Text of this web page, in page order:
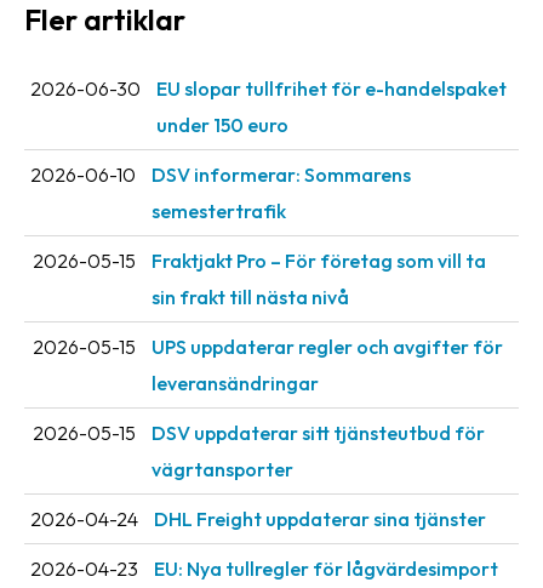
Fraktjakt
Pressrum
Medarbetare
Jobb
karriär
oss
Allmänna
Integritet
Fler artiklar
2026-06-30
EU slopar tullfrihet för e-handelspaket
under 150 euro
2026-06-10
DSV informerar: Sommarens
semestertrafik
2026-05-15
Fraktjakt Pro – För företag som vill ta
sin frakt till nästa nivå
2026-05-15
UPS uppdaterar regler och avgifter för
leveransändringar
2026-05-15
DSV uppdaterar sitt tjänsteutbud för
vägrtansporter
2026-04-24 DHL Freight uppdaterar sina tjänster
2026-04-23
EU: Nya tullregler för låg­värdesimport